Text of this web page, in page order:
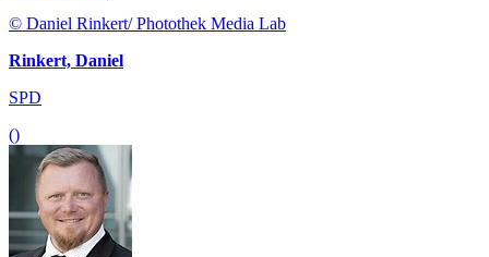
© Daniel Rinkert/ Photothek Media Lab
Rinkert, Daniel
SPD
()